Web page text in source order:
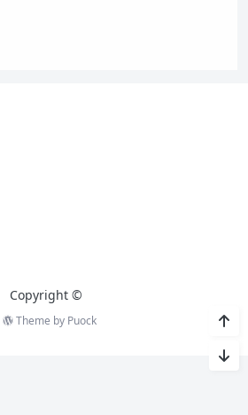
Copyright ©
Theme by Puock